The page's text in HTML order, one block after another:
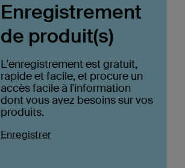
Enregistrement
de produit(s)
L'enregistrement est gratuit,
rapide et facile, et procure un
accès facile à l'information
dont vous avez besoins sur vos
produits.
Enregistrer